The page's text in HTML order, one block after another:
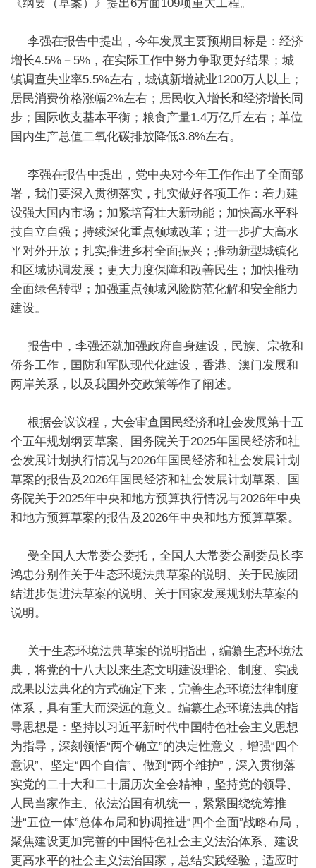
《纲要（草案）》提出6方面109项重大工程。
李强在报告中提出，今年发展主要预期目标是：经济
增长4.5%－5%，在实际工作中努力争取更好结果；城
镇调查失业率5.5%左右，城镇新增就业1200万人以上；
居民消费价格涨幅2%左右；居民收入增长和经济增长同
步；国际收支基本平衡；粮食产量1.4万亿斤左右；单位
国内生产总值二氧化碳排放降低3.8%左右。
李强在报告中提出，党中央对今年工作作出了全面部
署，我们要深入贯彻落实，扎实做好各项工作：着力建
设强大国内市场；加紧培育壮大新动能；加快高水平科
技自立自强；持续深化重点领域改革；进一步扩大高水
平对外开放；扎实推进乡村全面振兴；推动新型城镇化
和区域协调发展；更大力度保障和改善民生；加快推动
全面绿色转型；加强重点领域风险防范化解和安全能力
建设。
报告中，李强还就加强政府自身建设，民族、宗教和
侨务工作，国防和军队现代化建设，香港、澳门发展和
两岸关系，以及我国外交政策等作了阐述。
根据会议议程，大会审查国民经济和社会发展第十五
个五年规划纲要草案、国务院关于2025年国民经济和社
会发展计划执行情况与2026年国民经济和社会发展计划
草案的报告及2026年国民经济和社会发展计划草案、国
务院关于2025年中央和地方预算执行情况与2026年中央
和地方预算草案的报告及2026年中央和地方预算草案。
受全国人大常委会委托，全国人大常委会副委员长李
鸿忠分别作关于生态环境法典草案的说明、关于民族团
结进步促进法草案的说明、关于国家发展规划法草案的
说明。
关于生态环境法典草案的说明指出，编纂生态环境法
典，将党的十八大以来生态文明建设理论、制度、实践
成果以法典化的方式确定下来，完善生态环境法律制度
体系，具有重大而深远的意义。编纂生态环境法典的指
导思想是：坚持以习近平新时代中国特色社会主义思想
为指导，深刻领悟“两个确立”的决定性意义，增强“四个
意识”、坚定“四个自信”、做到“两个维护”，深入贯彻落
实党的二十大和二十届历次全会精神，坚持党的领导、
人民当家作主、依法治国有机统一，紧紧围绕统筹推
进“五位一体”总体布局和协调推进“四个全面”战略布局，
聚焦建设更加完善的中国特色社会主义法治体系、建设
更高水平的社会主义法治国家，总结实践经验，适应时